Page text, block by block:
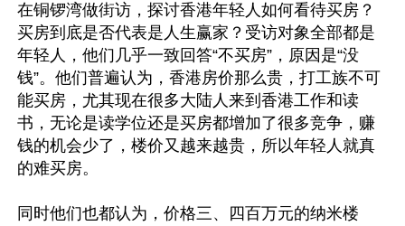
在铜锣湾做街访，探讨香港年轻人如何看待买房？
买房到底是否代表是人生赢家？受访对象全部都是
年轻人，他们几乎一致回答“不买房”，原因是“没
钱”。他们普遍认为，香港房价那么贵，打工族不可
能买房，尤其现在很多大陆人来到香港工作和读
书，无论是读学位还是买房都增加了很多竞争，赚
钱的机会少了，楼价又越来越贵，所以年轻人就真
的难买房。
同时他们也都认为，价格三、四百万元的纳米楼